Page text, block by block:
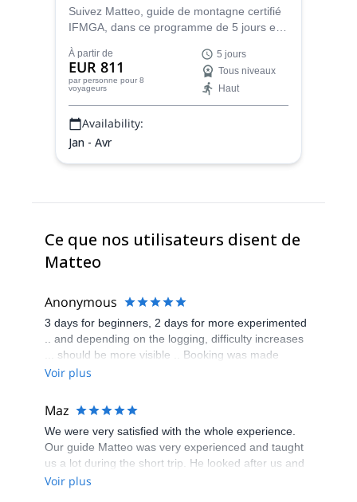
Turin
Suivez Matteo, guide de montagne certifié
IFMGA, dans ce programme de 5 jours et
vallée de Maira dans les Alpes Maritimes.
À partir de
EUR 811
par personne pour 8
voyageurs
5 jours
Tous niveaux
Haut
Availability:
Jan - Avr
Ce que nos utilisateurs disent de
Matteo
Anonymous
3 days for beginners, 2 days for more experimented
.. and depending on the logging, difficulty increases
... should be more visible .. Booking was made
personally but not by the organization team Pros: -
the mountain - calm and patience Cons : -
preparation required from Tete Rousse vs Goûter ..
better information needed - extra costs related to the
summit .. food, lift, trains , ....
Voir plus
Maz
We were very satisfied with the whole experience.
Our guide Matteo was very experienced and taught
us a lot during the short trip. He looked after us and
made sure that we felt secure even on the most
Voir plus